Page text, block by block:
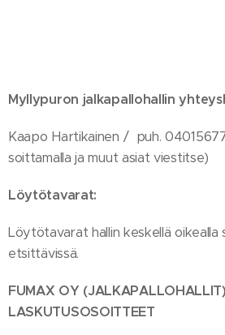
Myllypuron jalkapallohallin
Kaapo Hartikainen / puh.
soittamalla ja muut asiat viestitse)
Löytötavarat:
Löytötavarat hallin keskellä oikealla
etsittävissä.
FUMAX OY (JALKAPALLOHALLIT)
LASKUTUSOSOITTEET